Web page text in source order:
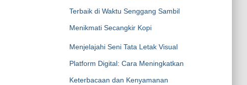
Terbaik di Waktu Senggang Sambil
Menikmati Secangkir Kopi
Menjelajahi Seni Tata Letak Visual
Platform Digital: Cara Meningkatkan
Keterbacaan dan Kenyamanan